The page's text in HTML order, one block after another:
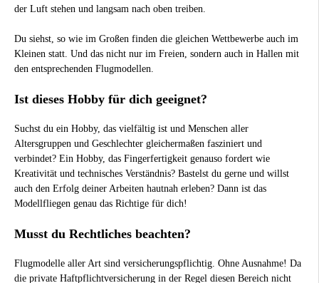
der Luft stehen und langsam nach oben treiben.
Du siehst, so wie im Großen finden die gleichen Wettbewerbe auch im
Kleinen statt. Und das nicht nur im Freien, sondern auch in Hallen mit
den entsprechenden Flugmodellen.
Ist dieses Hobby für dich geeignet?
Suchst du ein Hobby, das vielfältig ist und Menschen aller
Altersgruppen und Geschlechter gleichermaßen fasziniert und
verbindet? Ein Hobby, das Fingerfertigkeit genauso fordert wie
Kreativität und technisches Verständnis? Bastelst du gerne und willst
auch den Erfolg deiner Arbeiten hautnah erleben? Dann ist das
Modellfliegen genau das Richtige für dich!
Musst du Rechtliches beachten?
Flugmodelle aller Art sind versicherungspflichtig. Ohne Ausnahme! Da
die private Haftpflichtversicherung in der Regel diesen Bereich nicht